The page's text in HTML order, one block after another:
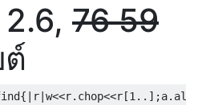
2.6, 76 59
{| r w<<r. chop<<r [1. .];a. all